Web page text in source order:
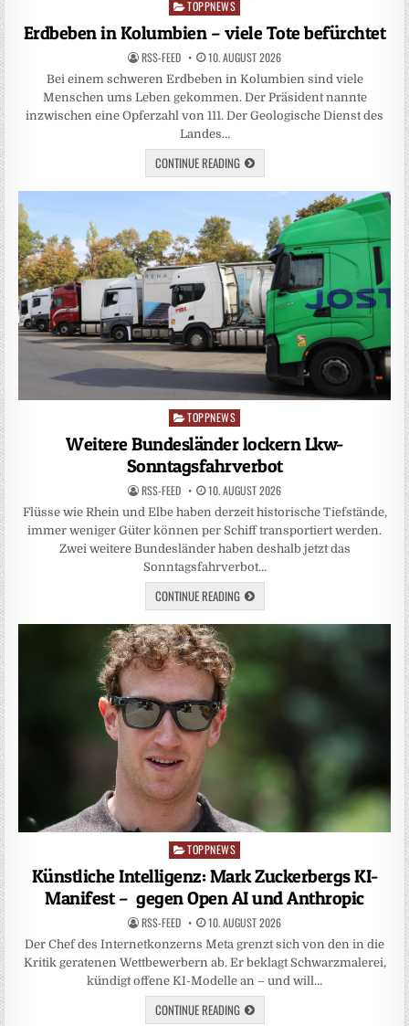
Posted
in
TOPPNEWS
Erdbeben in Kolumbien – viele Tote befürchtet
RSS-FEED 10. AUGUST 2026
Bei einem schweren Erdbeben in Kolumbien sind viele
Menschen ums Leben gekommen. Der Präsident nannte
inzwischen eine Opferzahl von 111. Der Geologische Dienst des
Landes…
CONTINUE READING
Posted
in
TOPPNEWS
Weitere Bundesländer lockern Lkw-
Sonntagsfahrverbot
RSS-FEED 10. AUGUST 2026
Flüsse wie Rhein und Elbe haben derzeit historische Tiefstände,
immer weniger Güter können per Schiff transportiert werden.
Zwei weitere Bundesländer haben deshalb jetzt das
Sonntagsfahrverbot…
CONTINUE READING
Posted
TOPPNEWS
Künstliche Intelligenz: Mark Zuckerbergs KI-
Manifest – gegen Open AI und Anthropic
RSS-FEED 10. AUGUST 2026
Der Chef des Internetkonzerns Meta grenzt sich von den in die
Kritik geratenen Wettbewerbern ab. Er beklagt Schwarzmalerei,
kündigt offene KI-Modelle an – und will…
CONTINUE READING